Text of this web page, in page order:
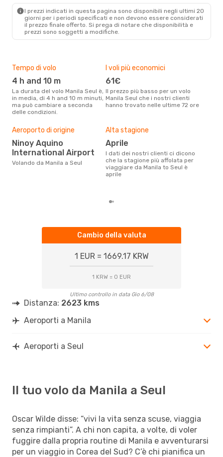
I prezzi indicati in questa pagina sono disponibili negli ultimi 20
giorni per i periodi specificati e non devono essere considerati
il ​​prezzo finale offerto. Si prega di notare che disponibilità e
prezzi sono soggetti a modifiche.
Tempo di volo
4 h and 10 m
La durata del volo Manila Seul è,
in media, di 4 h and 10 m minuti,
ma può cambiare a seconda
delle condizioni.
I voli più economici
61€
Il prezzo più basso per un volo
Manila Seul che i nostri clienti
hanno trovato nelle ultime 72 ore
Aeroporto di origine
Ninoy Aquino
International Airport
Volando da Manila a Seul
Alta stagione
aprile
I dati dei nostri clienti ci dicono
che la stagione più affolata per
viaggiare da Manila to Seul è
aprile
Cambio della valuta
1 EUR = 1669.17 KRW
1 KRW = 0 EUR
Ultimo controllo in data Gio 6/08
Distanza: 2623 kms
Aeroporti a Manila
Aeroporti a Seul
Il tuo volo da Manila a Seul
Oscar Wilde disse: “vivi la vita senza scuse, viaggia
senza rimpianti”. A chi non capita, a volte, di voler
fuggire dalla propria routine di Manila e avventurarsi
per un viaggio in Corea del Sud? C’è chi pianifica un